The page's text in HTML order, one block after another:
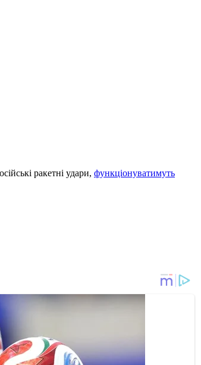
ракетні удари, функціонуватимуть